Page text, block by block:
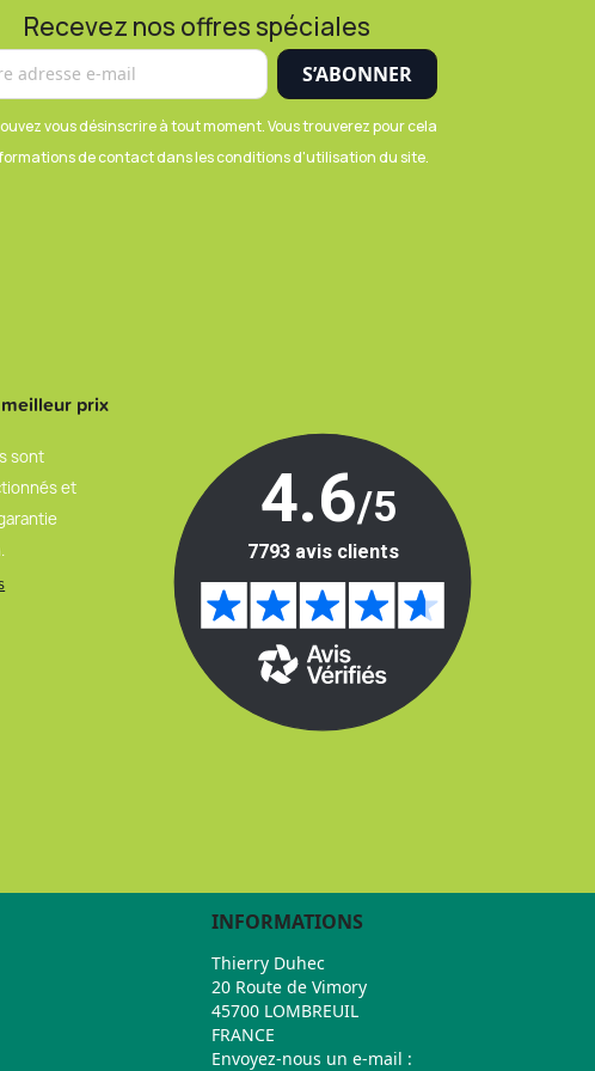
Recevez nos offres spéciales
vous désinscrire à tout moment. Vous trouverez pour cela
de contact dans les conditions d'utilisation du site.
prix
sont
et
INFORMATIONS
Thierry Duhec
20 Route de Vimory
45700 LOMBREUIL
FRANCE
Envoyez-nous un e-mail :